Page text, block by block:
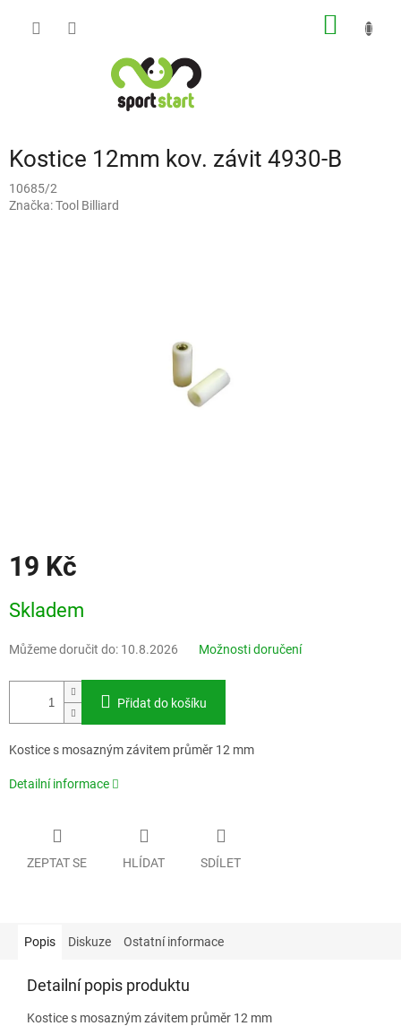
Kostice 12mm kov. závit 4930-B
10685/2
Značka:Tool Billiard
19 Kč
cena:
Skladem
Můžeme doručit do: 10.8.2026 Možnosti doručení
Přidat do košíku
Kostice s mosazným závitem průměr 12 mm
Detailní informace
ZEPTAT SE HLÍDAT SDÍLET
Popis Diskuze Ostatní informace
Detailní popis produktu
Kostice s mosazným závitem průměr 12 mm